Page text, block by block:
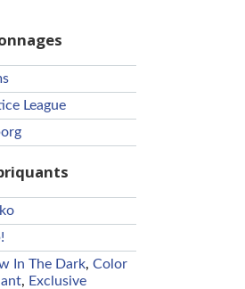
League
In The Dark, Color
, Exclusive